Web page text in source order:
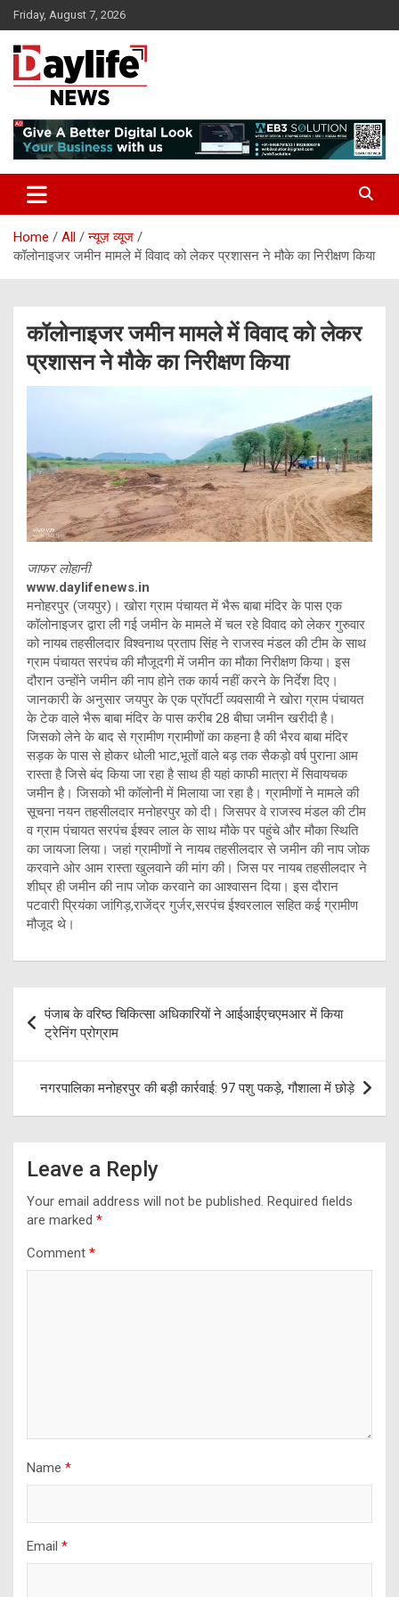
Skip
to
content
Friday, August 7, 2026
daylifenews
Home All
न्यूज़ व्यूज
कॉलोनाइजर जमीन मामले में विवाद को लेकर प्रशासन ने मौके का निरीक्षण किया
कॉलोनाइजर जमीन मामले में विवाद को लेकर
प्रशासन ने मौके का निरीक्षण किया
जाफर लोहानी
www.daylifenews.in
मनोहरपुर (जयपुर)। खोरा ग्राम पंचायत में भैरू बाबा मंदिर के पास एक
कॉलोनाइजर द्वारा ली गई जमीन के मामले में चल रहे विवाद को लेकर गुरुवार
को नायब तहसीलदार विश्वनाथ प्रताप सिंह ने राजस्व मंडल की टीम के साथ
ग्राम पंचायत सरपंच की मौजूदगी में जमीन का मौका निरीक्षण किया। इस
दौरान उन्होंने जमीन की नाप होने तक कार्य नहीं करने के निर्देश दिए।
जानकारी के अनुसार जयपुर के एक प्रॉपर्टी व्यवसायी ने खोरा ग्राम पंचायत
के टेक वाले भैरू बाबा मंदिर के पास करीब 28 बीघा जमीन खरीदी है।
जिसको लेने के बाद से ग्रामीण ग्रामीणों का कहना है की भैरव बाबा मंदिर
सड़क के पास से होकर धोली भाट,भूतों वाले बड़ तक सैकड़ो वर्ष पुराना आम
रास्ता है जिसे बंद किया जा रहा है साथ ही यहां काफी मात्रा में सिवायचक
जमीन है। जिसको भी कॉलोनी में मिलाया जा रहा है। ग्रामीणों ने मामले की
सूचना नयन तहसीलदार मनोहरपुर को दी। जिसपर वे राजस्व मंडल की टीम
व ग्राम पंचायत सरपंच ईश्वर लाल के साथ मौके पर पहुंचे और मौका स्थिति
का जायजा लिया। जहां ग्रामीणों ने नायब तहसीलदार से जमीन की नाप जोक
करवाने ओर आम रास्ता खुलवाने की मांग की। जिस पर नायब तहसीलदार ने
शीघ्र ही जमीन की नाप जोक करवाने का आश्वासन दिया। इस दौरान
पटवारी प्रियंका जांगिड़,राजेंद्र गुर्जर,सरपंच ईश्वरलाल सहित कई ग्रामीण
मौजूद थे।
Post
navigation
पंजाब के वरिष्ठ चिकित्सा अधिकारियों ने आईआईएचएमआर में किया
ट्रेनिंग प्रोग्राम
नगरपालिका मनोहरपुर की बड़ी कार्रवाई: 97 पशु पकड़े, गौशाला में छोड़े
Leave a Reply
Your email address will not be published. Required fields
are marked *
Comment *
Name *
Email *